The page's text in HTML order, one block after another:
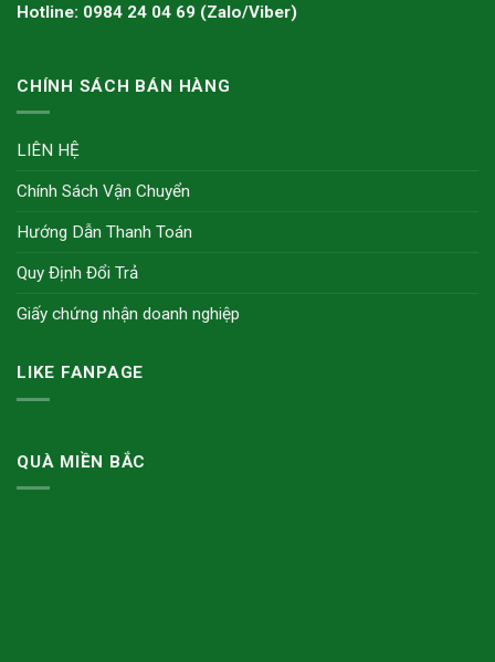
Hotline: 0984 24 04 69 (Zalo/Viber)
CHÍNH SÁCH BÁN HÀNG
LIÊN HỆ
Chính Sách Vận Chuyển
Hướng Dẫn Thanh Toán
Quy Định Đổi Trả
Giấy chứng nhận doanh nghiệp
LIKE FANPAGE
QUÀ MIỀN BẮC